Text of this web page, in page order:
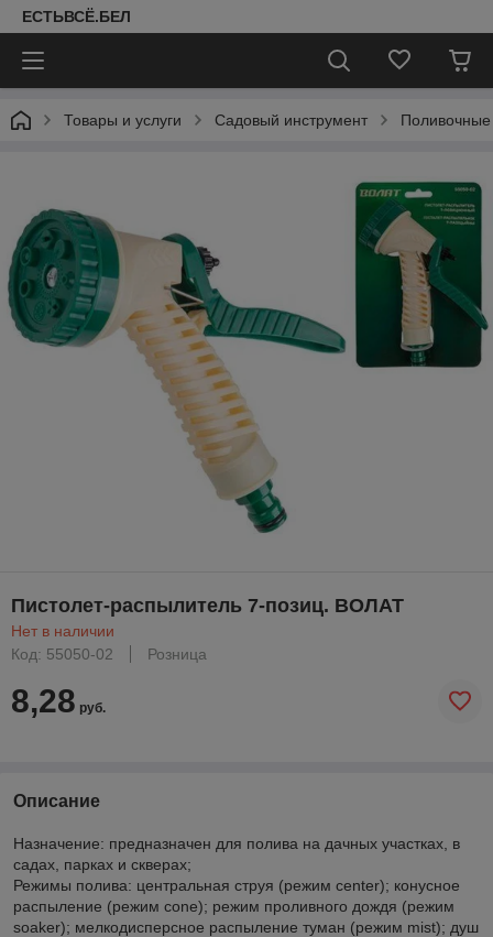
ЕСТЬВСЁ.БЕЛ
Товары и услуги Садовый инструмент
Пистолет-распылитель 7-позиц. ВОЛАТ
Нет в наличии
Код: 55050-02
Розница
8,28 руб.
Описание
Назначение: предназначен для полива на дачных участках, в
садах, парках и скверах;
Режимы полива: центральная струя (режим center); конусное
распыление (режим cone); режим проливного дождя (режим
soaker); мелкодисперсное распыление туман (режим mist); душ